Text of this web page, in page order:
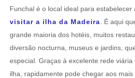
Funchal é o local ideal para estabelecer
visitar a ilha da Madeira . É aqui
grande maioria dos hotéis, muitos
diversão nocturna, museus e jardins,
especial. Graças à excelente rede
ilha, rapidamente pode chegar aos